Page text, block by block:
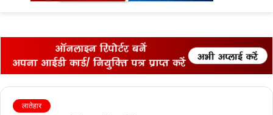
लातेहार